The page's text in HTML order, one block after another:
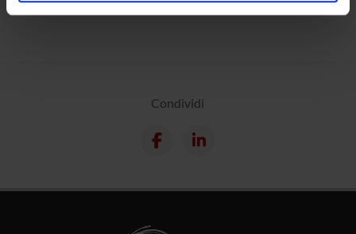
raccolto dal tuo utilizzo dei loro servizi.
Condividi